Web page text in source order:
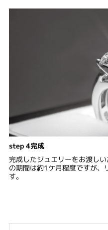
step 4完成
完成したジュエリーをお渡し
の期間は約1ケ月程度ですが、
す。